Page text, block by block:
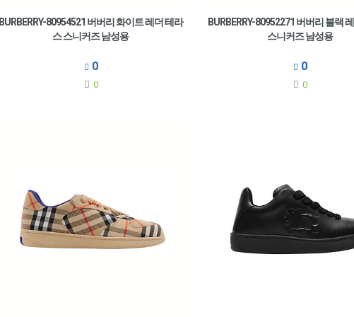
BURBERRY-80954521 버버리 화이트 레더 테라
스 스니커즈 남성용
0
0
BURBERRY-80952271 버버리 블랙
스니커즈 남성용
0
0